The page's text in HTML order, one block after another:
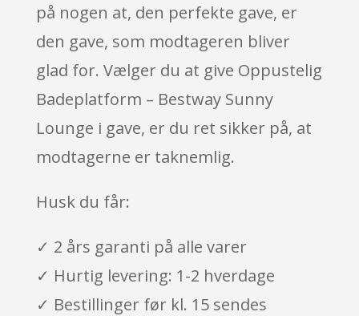
på nogen at, den perfekte gave, er
den gave, som modtageren bliver
glad for. Vælger du at give Oppustelig
Badeplatform – Bestway Sunny
Lounge i gave, er du ret sikker på, at
modtagerne er taknemlig.
Husk du får:
✓ 2 års garanti på alle varer
✓ Hurtig levering: 1-2 hverdage
✓ Bestillinger før kl. 15 sendes